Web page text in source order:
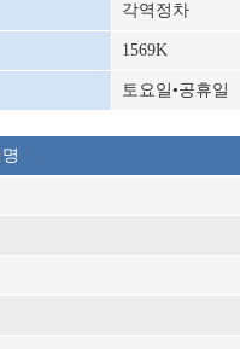
각역정차
1569K
토요일•공휴일